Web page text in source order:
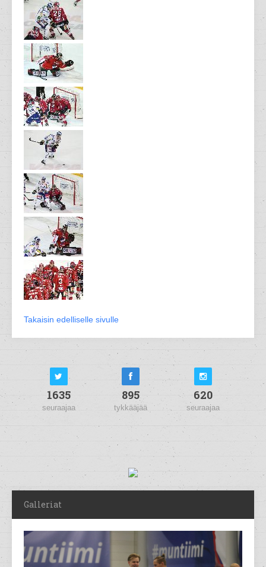
Takaisin edelliselle sivulle
1635
seuraajaa
895
tykkääjää
620
seuraajaa
Galleriat